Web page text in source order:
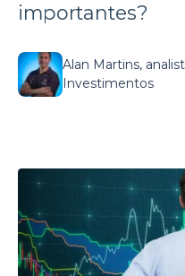
importantes?
Alan Martins,
Investimentos